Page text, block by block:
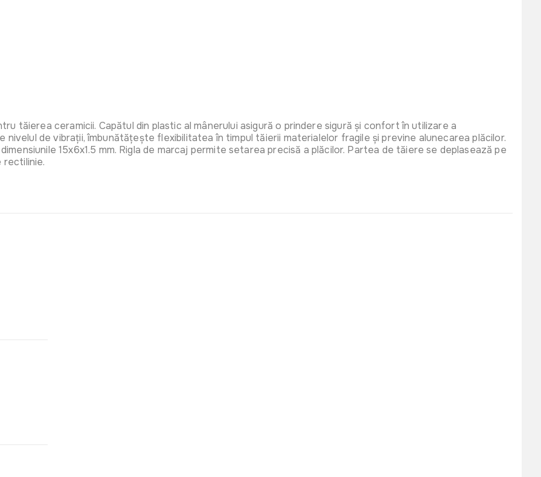
tăierea ceramicii. Capătul din plastic al mânerului asigură o prindere sigură și confort în utilizare a
de vibrații, îmbunătățește flexibilitatea în timpul tăierii materialelor fragile și previne alunecarea plăcilor.
15x6x1.5 mm. Rigla de marcaj permite setarea precisă a plăcilor. Partea de tăiere se deplasează pe
rectilinie.